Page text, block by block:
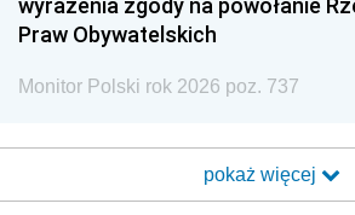
Praw Obywatelskich
Monitor Polski rok 2026 poz. 737
pokaż więcej